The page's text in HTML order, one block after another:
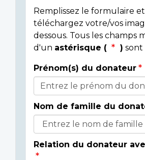
Remplissez le formulaire et
téléchargez votre/vos
dessous. Tous les champs
d'un astérisque ( ) sont
Détails
du
donateur
Prénom(s) du donateur
Nom de famille du
Relation du donateur